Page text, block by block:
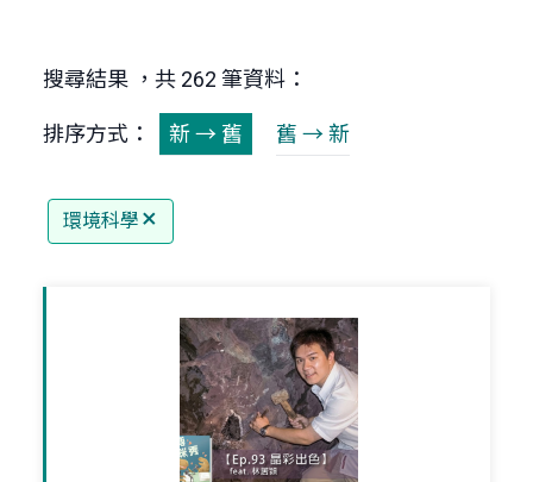
搜尋結果 ，共 262 筆資料：
排序方式： 新 → 舊 舊 → 新
環境科學